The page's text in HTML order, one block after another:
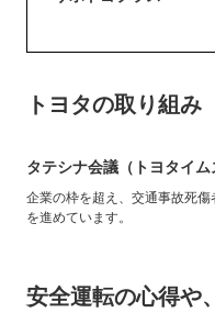
トヨタの取り組み
タテシナ会議（トヨタイム
企業の枠を超え、交通事故死
を進めています。
安全運転の心得や